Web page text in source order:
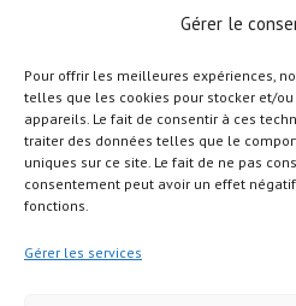
Gérer le
Pour offrir les meilleures expériences,
telles que les cookies pour stocker et/
appareils. Le fait de consentir à ces
traiter des données telles que le
uniques sur ce site. Le fait de ne pas
consentement peut avoir un effet
fonctions.
Gérer les services